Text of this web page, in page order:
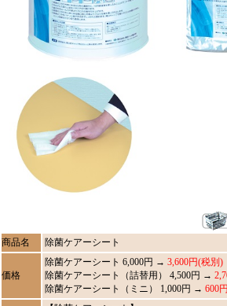
商品名 除菌ケアーシート
価格
除菌ケアーシート 6,000円 → 3,600円(税別)
除菌ケアーシート（詰替用） 4,500円 →
除菌ケアーシート（ミニ） 1,000円 → 600